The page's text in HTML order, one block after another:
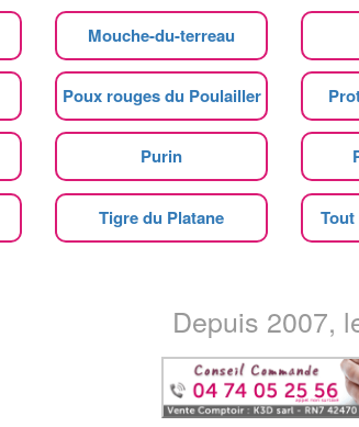
Mouche-du-terreau
Poux rouges du Poulailler
Purin
Tigre du Platane
Depuis 2007,